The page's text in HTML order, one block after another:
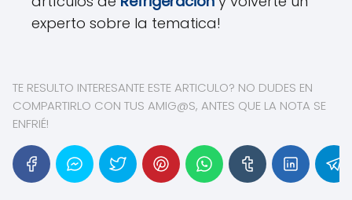
experto sobre la tematica!
TE RESULTO INTERESANTE ESTE ARTICULO? NO DUDES EN
COMPARTIRLO CON TUS AMIG@S, ANTES QUE LA NOTA SE
ENFRIÉ!